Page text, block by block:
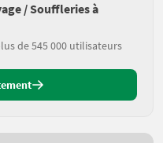
/ Souffleries à
de 545 000 utilisateurs